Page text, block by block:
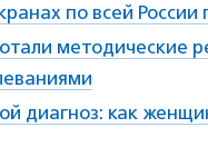
по всей
диагноз: как